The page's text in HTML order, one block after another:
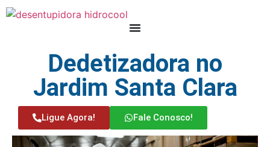
Dedetizadora no
Jardim Santa Clara
Ligue Agora! Fale Conosco!